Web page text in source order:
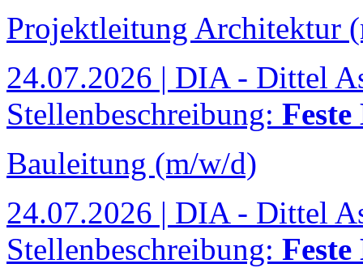
Projektleitung Architektur
24.07.2026 | DIA - Dittel
Stellenbeschreibung:
Bauleitung (m/w/d)
24.07.2026 | DIA - Dittel
Stellenbeschreibung: